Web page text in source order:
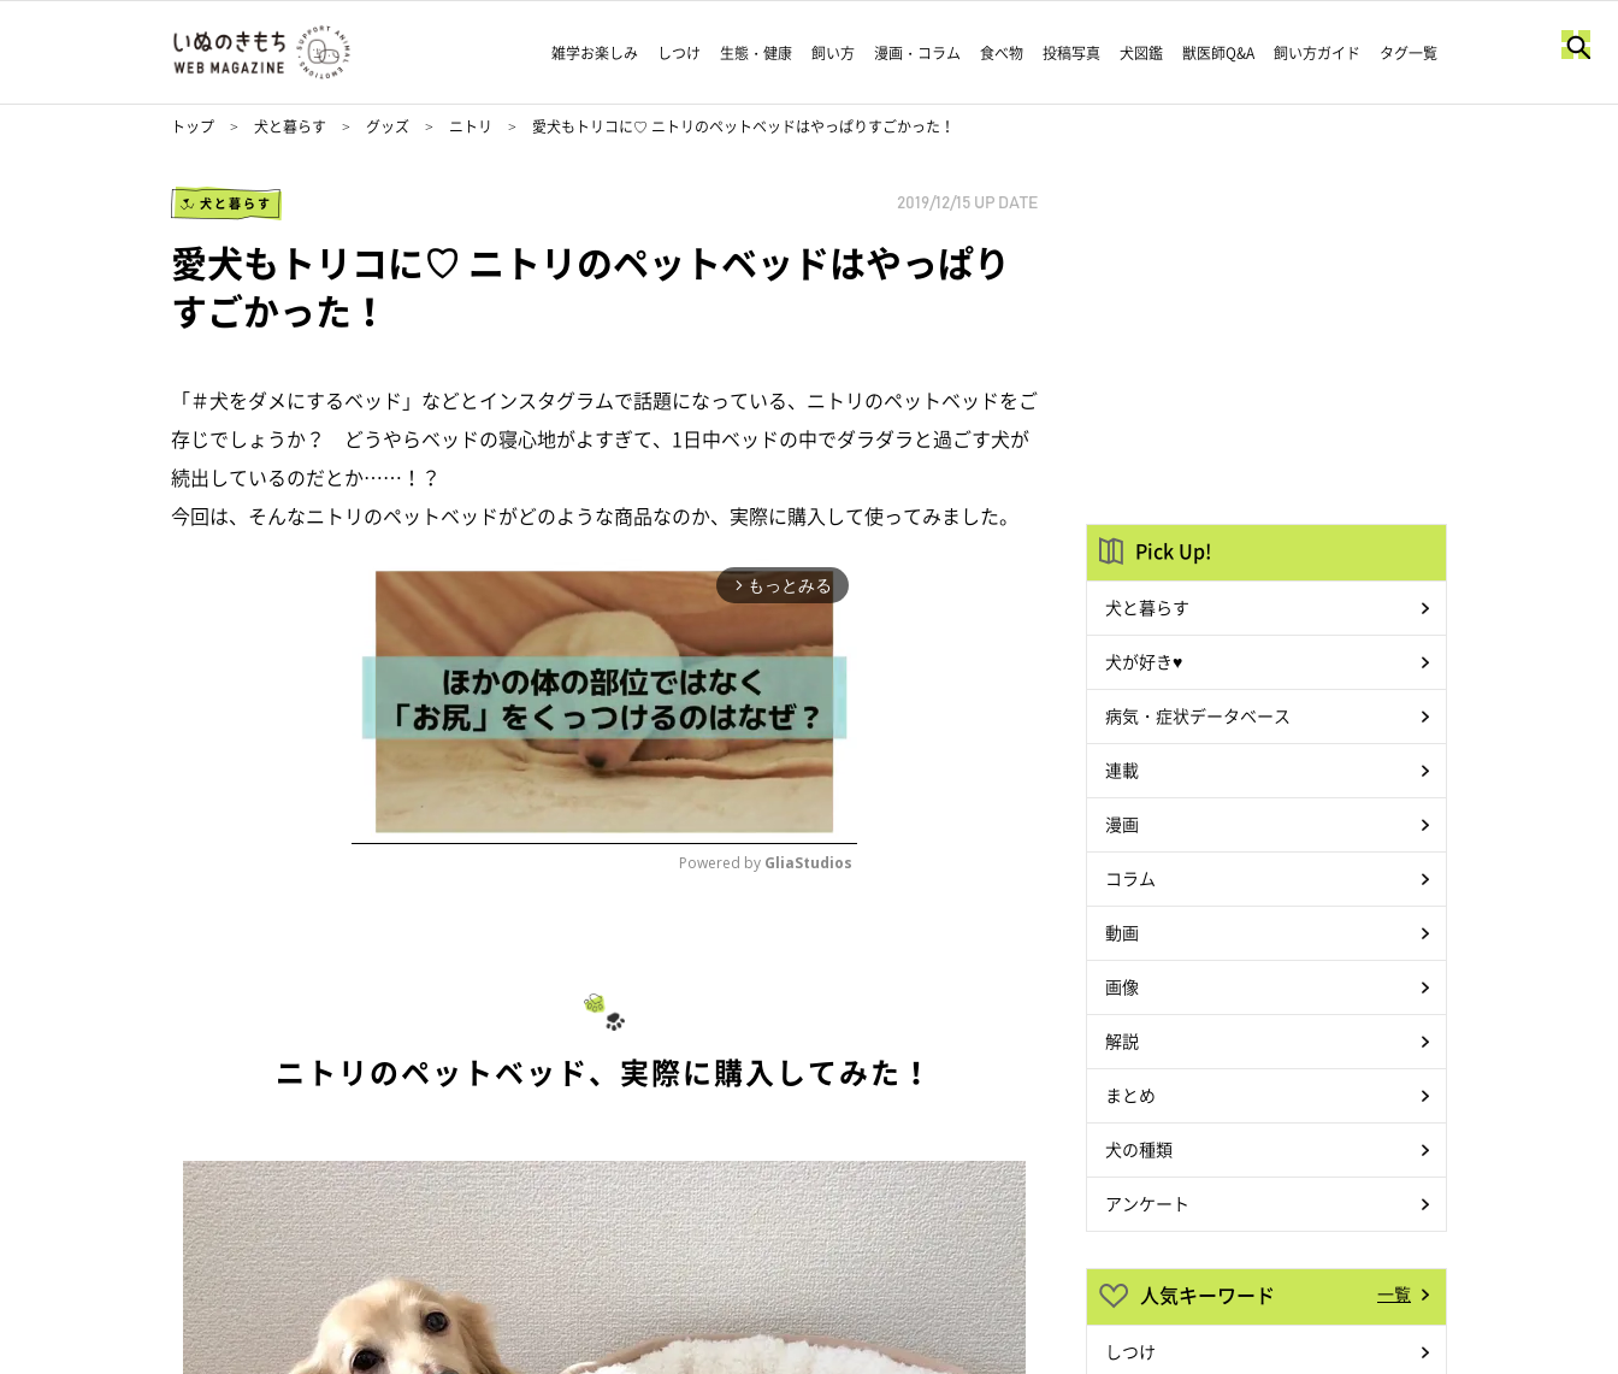
雑学お楽しみ しつけ 生態・健康 飼い方 漫画・コラム 食べ物 投稿写真 犬図鑑 獣医師Q&A 飼い方ガイド タグ一覧
トップ 犬と暮らす グッズ ニトリ 愛犬もトリコに♡ ニトリのペットベッドはやっぱりすごかった！
犬と暮らす 2019/12/15 UP DATE
愛犬もトリコに♡ ニトリのペットベッドはやっぱり
すごかった！
「＃犬をダメにするベッド」などとインスタグラムで話題になっている、ニトリのペットベッドをご
存じでしょうか？ どうやらベッドの寝心地がよすぎて、1日中ベッドの中でダラダラと過ごす犬が
続出しているのだとか……！？
今回は、そんなニトリのペットベッドがどのような商品なのか、実際に購入して使ってみました。
arrow_forward_ios もっとみる
Powered by GliaStudios
ニトリのペットベッド、実際に購入してみた！
Pick Up!
犬と暮らす
犬が好き♥
病気・症状データベース
連載
漫画
コラム
動画
画像
解説
まとめ
犬の種類
アンケート
人気キーワード 一覧
しつけ